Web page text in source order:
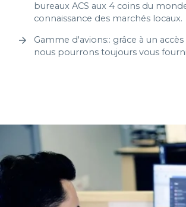
bureaux ACS aux 4 coins du
connaissance des marchés locaux.
Gamme d'avions:: grâce à un
nous pourrons toujours vous